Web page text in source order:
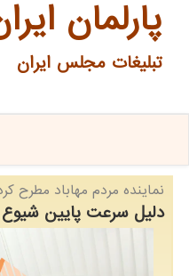
پارلمان
تبلیغات مجلس ایران
نماینده مردم مهاباد مطرح
دلیل سرعت پایین شیوع